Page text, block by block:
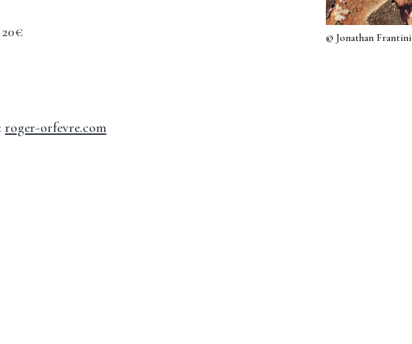
:roger-orfevre.com
© Jonathan Frantini